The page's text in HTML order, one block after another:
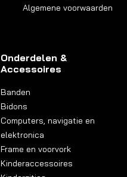
Algemene voorwaarden
Onderdelen &
Accessoires
Banden
Bidons
Computers, navigatie en
elektronica
Frame en voorvork
Kinderaccessoires